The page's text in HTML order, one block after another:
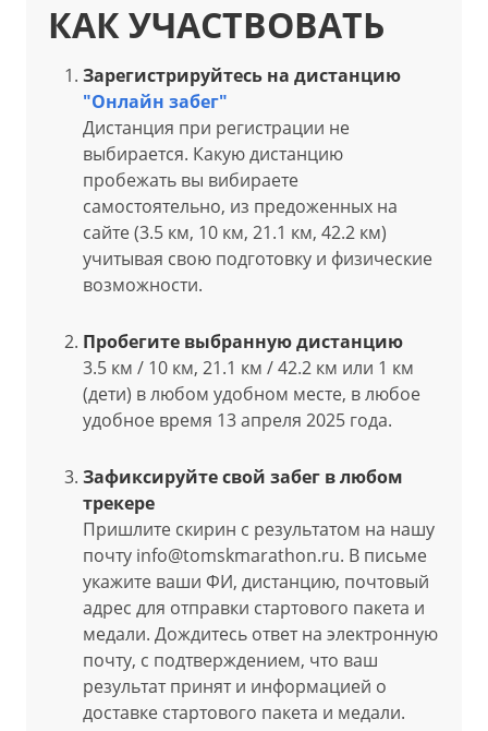
КАК УЧАСТВОВАТЬ
Зарегистрируйтесь на дистанцию
"Онлайн забег"
Дистанция при регистрации не
выбирается. Какую дистанцию
пробежать вы вибираете
самостоятельно, из предоженных на
сайте (3.5 км, 10 км, 21.1 км, 42.2 км)
учитывая свою подготовку и физические
возможности.
Пробегите выбранную дистанцию
3.5 км / 10 км, 21.1 км / 42.2 км или 1 км
(дети) в любом удобном месте, в любое
удобное время 13 апреля 2025 года.
Зафиксируйте свой забег в любом
трекере
Пришлите скирин с результатом на нашу
почту info@tomskmarathon.ru. В письме
укажите ваши ФИ, дистанцию, почтовый
адрес для отправки стартового пакета и
медали. Дождитесь ответ на электронную
почту, с подтверждением, что ваш
результат принят и информацией о
доставке стартового пакета и медали.